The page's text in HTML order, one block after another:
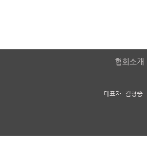
협회소개
대표자: 김형중